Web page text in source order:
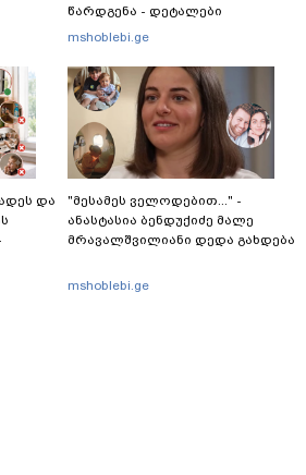
და
წარდგენა - დეტალები
mshoblebi.ge
"მესამეს ველოდებით..." -
ანასტასია ბენდუქიძე მალე
მრავალშვილიანი დედა გახდება
mshoblebi.ge